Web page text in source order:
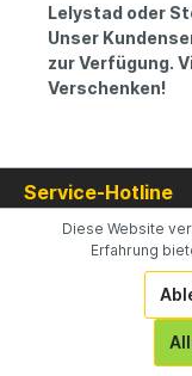
Lelystad oder
Unser
zur Verfügung.
Verschenken!
Service-Hotline
Information
Mehr von Raven
Diese Website
Erfahrung